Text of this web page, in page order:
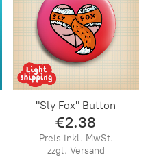
"Sly Fox" Button
€2.38
Preis inkl. MwSt.
zzgl. Versand